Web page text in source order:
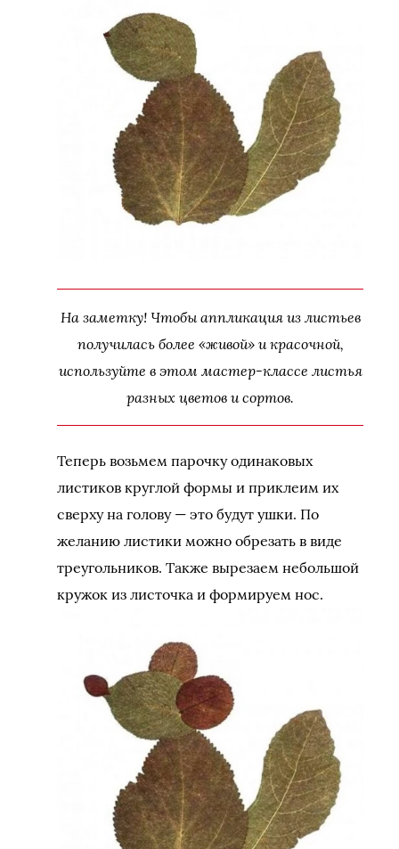
На заметку! Чтобы аппликация из листьев
получилась более «живой» и красочной,
используйте в этом мастер-классе листья
разных цветов и сортов.
Теперь возьмем парочку одинаковых
листиков круглой формы и приклеим их
сверху на голову — это будут ушки. По
желанию листики можно обрезать в виде
треугольников. Также вырезаем небольшой
кружок из листочка и формируем нос.